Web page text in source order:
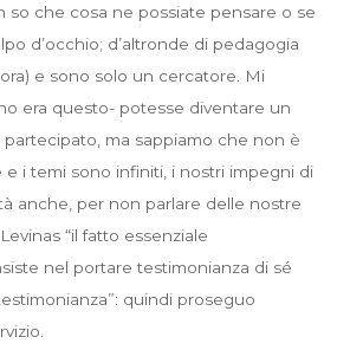
so che cosa ne possiate pensare o se
d’occhio; d’altronde di pedagogia
e sono solo un cercatore. Mi
era questo- potesse diventare un
ma sappiamo che non è
e i temi sono infiniti, i nostri impegni di
anche, per non parlare delle nostre
“il fatto essenziale
nel portare testimonianza di sé
quindi proseguo